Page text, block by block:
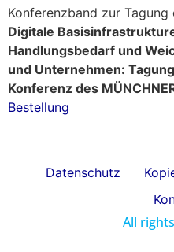
Konferenzband zur Tagung
Digitale
Handlungsbedarf und
und Unternehmen:
Konferenz des
Bestellung
Datenschutz
All